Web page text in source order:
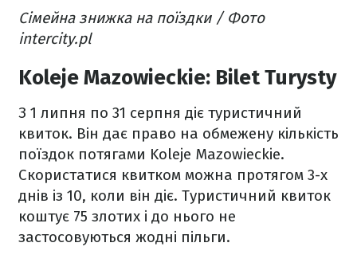
Сімейна знижка на поїздки / Фото
intercity.pl
Koleje Mazowieckie: Bilet Turysty
З 1 липня по 31 серпня діє туристичний
квиток. Він дає право на обмежену кількість
поїздок потягами Koleje Mazowieckie.
Скористатися квитком можна протягом 3-х
днів із 10, коли він діє. Туристичний квиток
коштує 75 злотих і до нього не
застосовуються жодні пільги.